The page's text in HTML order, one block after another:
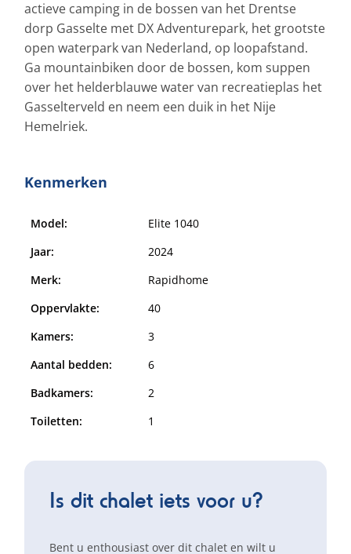
actieve camping in de bossen van het Drentse
dorp Gasselte met DX Adventurepark, het grootste
open waterpark van Nederland, op loopafstand.
Ga mountainbiken door de bossen, kom suppen
over het helderblauwe water van recreatieplas het
Gasselterveld en neem een duik in het Nije
Hemelriek.
Kenmerken
Model:
Elite 1040
Jaar:
2024
Merk:
Rapidhome
Oppervlakte:
40
Kamers:
3
Aantal bedden:
6
Badkamers:
2
Toiletten:
1
Is dit chalet iets voor u?
Bent u enthousiast over dit chalet en wilt u